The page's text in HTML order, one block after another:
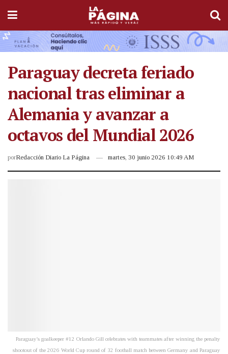
Paraguay decreta feriado
nacional tras eliminar a
Alemania y avanzar a
octavos del Mundial 2026
porRedacción Diario La Página martes, 30 junio 2026 10:49 AM
Paraguay's goalkeeper #12 Orlando Gill celebrates with teammates after winning the penalty
shootout of the 2026 World Cup round of 32 football match between Germany and Paraguay